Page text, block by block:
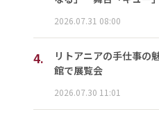
2026.07.31 08:00
4.
リトアニアの手仕事
館で展覧会
2026.07.30 11:01